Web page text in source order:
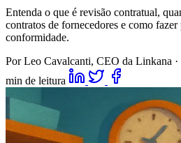
Entenda o que é revisão contratual,
contratos de fornecedores e como
conformidade.
Por Leo Cavalcanti, CEO da Linkana ·
min de leitura